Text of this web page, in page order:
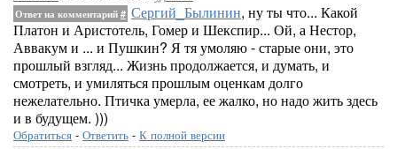
Ответ на комментарий # Сергий_Былинин, ну ты что... Какой
Платон и Аристотель, Гомер и Шекспир... Ой, а Нестор,
Аввакум и ... и Пушкин? Я тя умоляю - старые они, это
прошлый взгляд... Жизнь продолжается, и думать, и
смотреть, и умиляться прошлым оценкам долго
нежелательно. Птичка умерла, ее жалко, но надо жить здесь
и в будущем. )))
Обратиться - Ответить - К полной версии